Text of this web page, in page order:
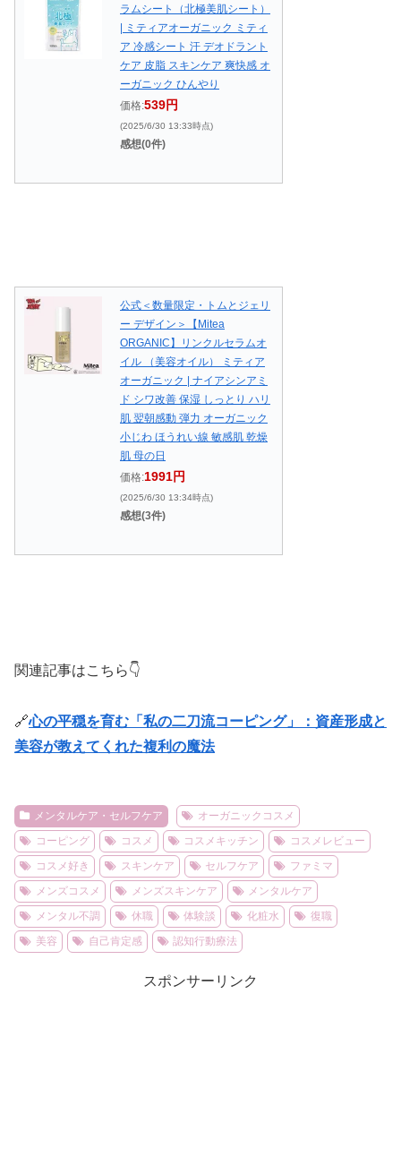
ラムシート（北極美肌シート）
| ミティアオーガニック ミティ
ア 冷感シート 汗 デオドラント
ケア 皮脂 スキンケア 爽快感 オ
ーガニック ひんやり
価格:539円
(2025/6/30 13:33時点)
感想(0件)
公式＜数量限定・トムとジェリ
ー デザイン＞【Mitea
ORGANIC】リンクルセラムオ
イル （美容オイル） ミティア
オーガニック | ナイアシンアミ
ド シワ改善 保湿 しっとり ハリ
肌 翌朝感動 弾力 オーガニック
小じわ ほうれい線 敏感肌 乾燥
肌 母の日
価格:1991円
(2025/6/30 13:34時点)
感想(3件)
関連記事はこちら👇
🔗心の平穏を育む「私の二刀流コーピング」：資産形成と
美容が教えてくれた複利の魔法
メンタルケア・セルフケア
オーガニックコスメ
コーピング
コスメ コスメキッチン
コスメレビュー
コスメ好き
スキンケア セルフケア
ファミマ
メンズコスメ
メンズスキンケア
メンタルケア
メンタル不調
休職 体験談 化粧水
復職
美容
自己肯定感 認知行動療法
スポンサーリンク